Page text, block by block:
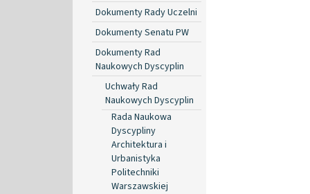
Dokumenty Rady Uczelni
Dokumenty Senatu PW
Dokumenty Rad
Naukowych Dyscyplin
Uchwały Rad
Naukowych Dyscyplin
Rada Naukowa
Dyscypliny
Architektura i
Urbanistyka
Politechniki
Warszawskiej